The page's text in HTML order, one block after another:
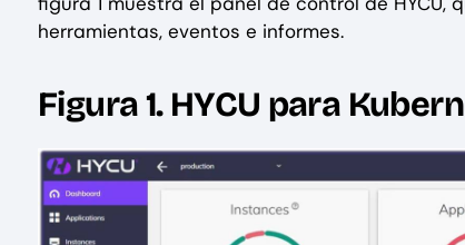
herramientas, eventos e informes.
Figura 1. HYCU para